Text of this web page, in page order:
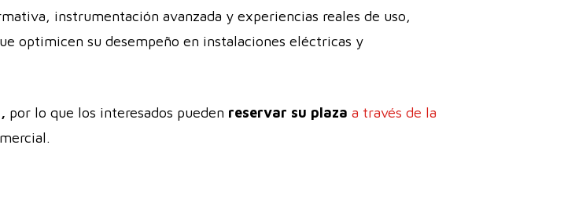
instrumentación avanzada y experiencias reales de uso,
optimicen su desempeño en instalaciones eléctricas y
por lo que los interesados pueden reservar su plaza a través de la